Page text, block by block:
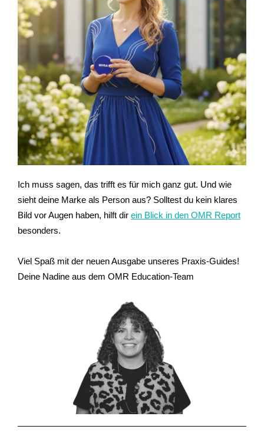
Ich muss sagen, das trifft es für mich ganz gut. Und wie
sieht deine Marke als Person aus? Solltest du kein klares
Bild vor Augen haben, hilft dir ein Blick in den OMR Report
besonders.
Viel Spaß mit der neuen Ausgabe unseres Praxis-Guides!
Deine Nadine aus dem OMR Education-Team